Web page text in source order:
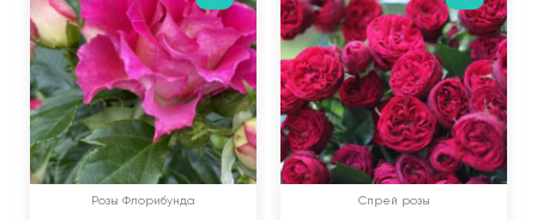
Розы Флорибунда Спрей розы